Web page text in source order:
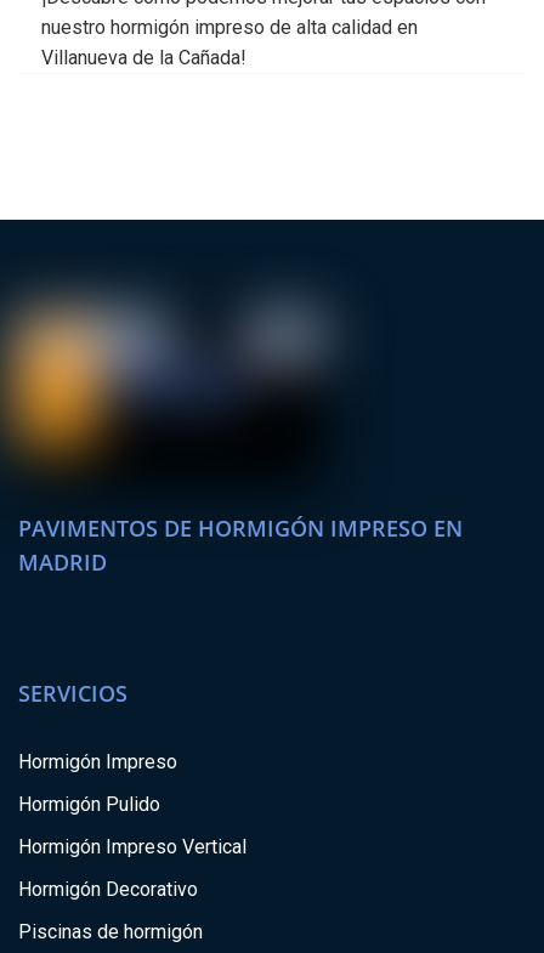
nuestro hormigón impreso de alta calidad en
Villanueva de la Cañada!
PAVIMENTOS DE HORMIGÓN IMPRESO EN
MADRID
SERVICIOS
Hormigón Impreso
Hormigón Pulido
Hormigón Impreso Vertical
Hormigón Decorativo
Piscinas de hormigón